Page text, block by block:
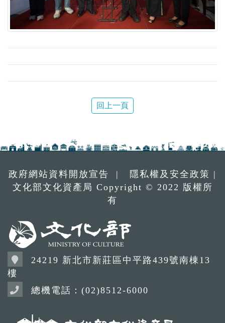
回上一頁
政府網站資料開放宣告 | 隱私權及安全政策 |
文化部文化資產局 Copyright © 2022 版權所
有
24219 新北市新莊區中平路439號南棟13
樓
總機電話：(02)8512-6000